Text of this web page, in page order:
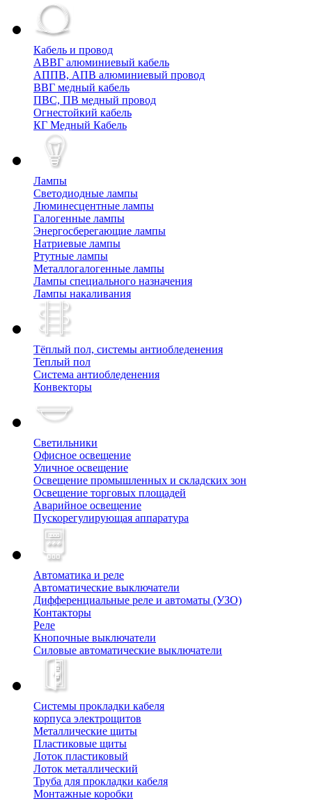
Кабель и провод
АВВГ алюминиевый кабель
АППВ, АПВ алюминиевый провод
ВВГ медный кабель
ПВС, ПВ медный провод
Огнестойкий кабель
КГ Медный Кабель
Лампы
Cветодиодные лампы
Люминесцентные лампы
Галогенные лампы
Энергосберегающие лампы
Натриевые лампы
Ртутные лампы
Металлогалогенные лампы
Лампы специального назначения
Лампы накаливания
Тёплый пол, cистемы антиобледенения
Теплый пол
Система антиобледенения
Конвекторы
Светильники
Офисное освещение
Уличное освещение
Освещение промышленных и складских зон
Освещение торговых площадей
Аварийное освещение
Пускорегулирующая аппаратура
Автоматика и реле
Автоматические выключатели
Дифференциальные реле и автоматы (УЗО)
Контакторы
Реле
Кнопочные выключатели
Силовые автоматические выключатели
Системы прокладки кабеля
корпуса электрощитов
Металлические щиты
Пластиковые щиты
Лоток пластиковый
Лоток металлический
Труба для прокладки кабеля
Монтажные коробки